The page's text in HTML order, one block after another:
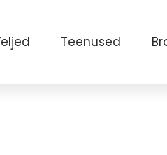
Teenused